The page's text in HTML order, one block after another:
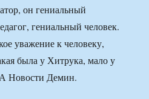
он гениальный
гениальный человек.
уважение к человеку,
была у Хитрука, мало у
Новости Демин.